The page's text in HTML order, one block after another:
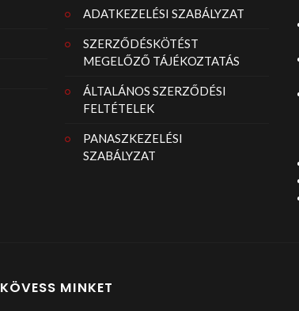
ADATKEZELÉSI SZABÁLYZAT
SZERZŐDÉSKÖTÉST
MEGELŐZŐ TÁJÉKOZTATÁS
ÁLTALÁNOS SZERZŐDÉSI
FELTÉTELEK
PANASZKEZELÉSI
SZABÁLYZAT
KÖVESS MINKET